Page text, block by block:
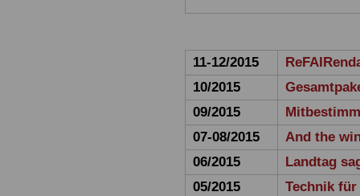
11-12/2015
10/2015
09/2015
07-08/2015
And the
06/2015
Landtag
05/2015
Technik